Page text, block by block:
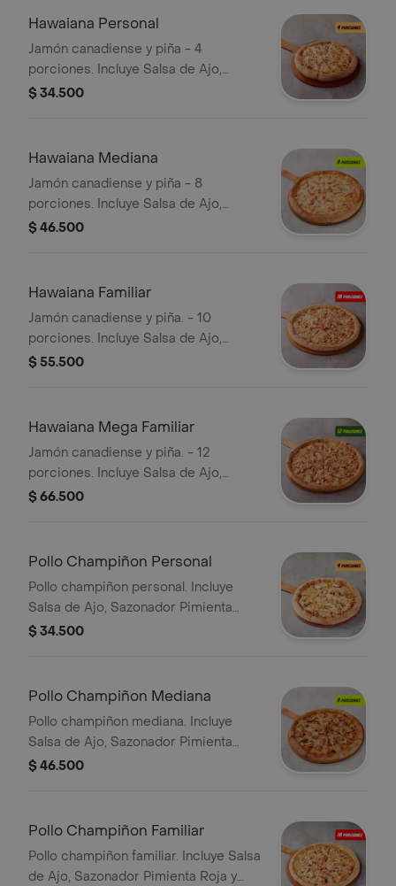
Hawaiana Personal
Jamón canadiense y piña - 4
porciones. Incluye Salsa de Ajo,
Sazonador Pimienta Roja y
$ 34.500
Hawaiana Mediana
Jamón canadiense y piña - 8
porciones. Incluye Salsa de Ajo,
Sazonador Pimienta Roja y
$ 46.500
Hawaiana Familiar
Jamón canadiense y piña. - 10
porciones. Incluye Salsa de Ajo,
Sazonador Pimienta Roja y
$ 55.500
Hawaiana Mega Familiar
Jamón canadiense y piña. - 12
porciones. Incluye Salsa de Ajo,
Sazonador Pimienta Roja y
$ 66.500
Pollo Champiñon Personal
Pollo champiñon personal. Incluye
Salsa de Ajo, Sazonador Pimienta
Roja y Pepperoncini.
$ 34.500
Pollo Champiñon Mediana
Pollo champiñon mediana. Incluye
Salsa de Ajo, Sazonador Pimienta
Roja y Pepperoncini.
$ 46.500
Pollo Champiñon Familiar
Pollo champiñon familiar. Incluye Salsa
de Ajo, Sazonador Pimienta Roja y